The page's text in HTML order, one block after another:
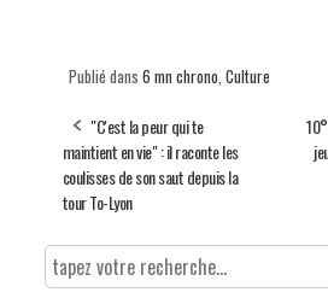
Publié dans 6 mn chrono Culture
"C'est la peur qui te
maintient en vie" : il raconte les
coulisses de son saut depuis la
tour To-Lyon